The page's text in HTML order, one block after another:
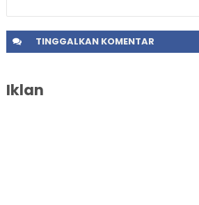
TINGGALKANKOMENTAR
Iklan